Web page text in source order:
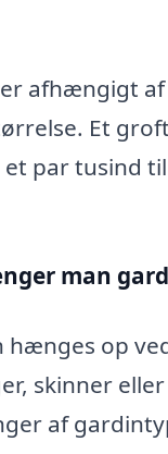
afhængigt
Et
et par tusind
man
hænges op
skinner eller
af